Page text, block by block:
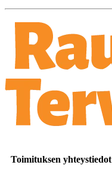
Toimituksen yhteystiedot